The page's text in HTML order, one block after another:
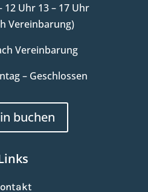
12 Uhr 13 – 17 Uhr
Vereinbarung)
Vereinbarung
– Geschlossen
buchen